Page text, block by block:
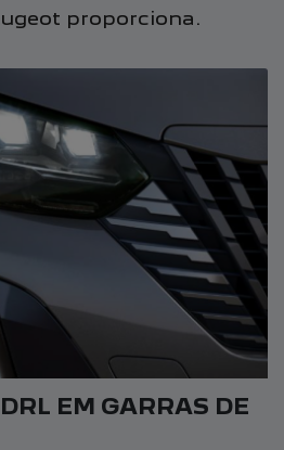
proporciona.
EM GARRAS DE